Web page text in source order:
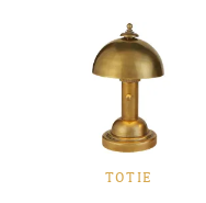
TOTIE